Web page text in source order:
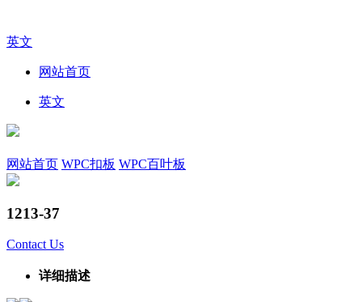
英文
网站首页
英文
网站首页 WPC扣板 WPC百叶板
1213-37
Contact Us
详细描述